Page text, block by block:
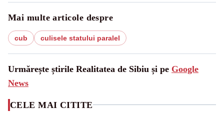
Mai multe articole despre
cub culisele statului paralel
Urmărește știrile Realitatea de Sibiu și pe Google
News
CELE MAI CITITE